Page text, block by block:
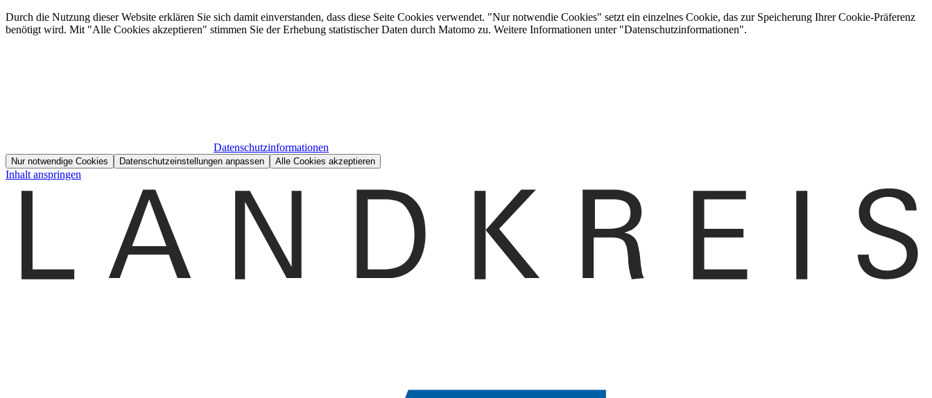
Durch die Nutzung dieser Website erklären Sie sich damit einverstanden, dass diese Seite Cookies verwendet. "Nur notwendie Cookies" setzt ein einzelnes Cookie, das zur Speicherung Ihrer Cookie-Präferenz
benötigt wird. Mit "Alle Cookies akzeptieren" stimmen Sie der Erhebung statistischer Daten durch Matomo zu. Weitere Informationen unter "Datenschutzinformationen".
Datenschutzinformationen
Nur notwendige Cookies Datenschutzeinstellungen anpassen Alle Cookies akzeptieren
Inhalt anspringen